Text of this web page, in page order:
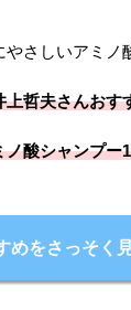
さしいアミノ
哲夫さんお
ノ酸シャンプー
めをさっそく